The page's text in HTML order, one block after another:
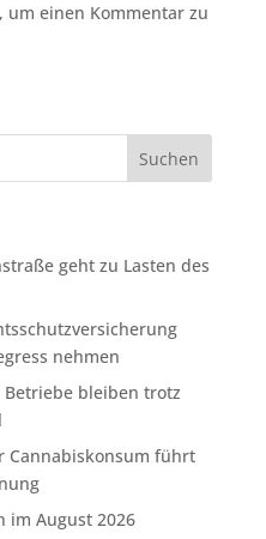
um einen Kommentar zu
geht zu Lasten des
nehmen
bleiben trotz
Cannabiskonsum führt
im August 2026